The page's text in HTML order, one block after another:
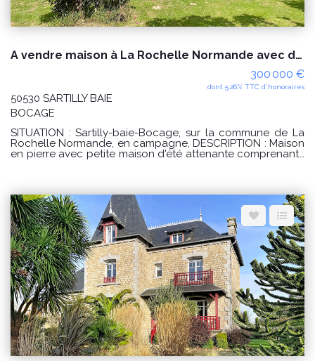
A vendre maison à La Rochelle Normande avec dépendances et 1 hectare
300 000 €
dont 5.26% TTC d'honoraires
50530 SARTILLY BAIE
BOCAGE
SITUATION : Sartilly-baie-Bocage, sur la commune de La
Rochelle Normande, en campagne, DESCRIPTION : Maison
en pierre avec petite maison d'été attenante comprenant :
maison, Au 1er étage : Un palier desservant 3 chambres, un
bureau, une salle de bains et un wc, Grenier au-dessus,
Petite maison d'été : une pièce de vie avec coin nuit, une
cuisine, une salle d'eau avec wc, EXTERIEUR : Nombreuses
dépendances à usage d'atelier, garage, cellier, Cour, jardin
et près, sur un terrain de 1,12hectare. Puits et source sur le
terrain. Prix de vente de la maison : 315 000€ Honoraires à
la charge de l'acquéreur : 16 000€ Prix affiché : 331 000€*
Réf : 10280LH * inclus 4.83 % TTC d'honoraires à la charge
de l'acquéreur. Classe énergie D (217) Classe Climat D (49),
Diagnostic en date du 17/04/2025. Montant estimé des
dépenses annuelles d'énergie pour un usage standard
entre 3,090€ et 4,250€ indexées aux années 2021, 2022, et
2023 (abonnement compris). « Les informations sur les
risques auxquels ce bien est exposé sont disponibles sur
le site Géorisques : www.georisques.gouv.fr ». Pour visiter